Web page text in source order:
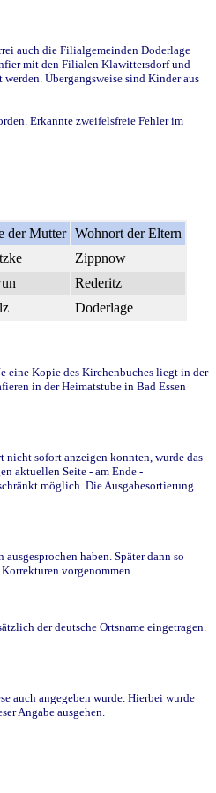
auch die Filialgemeinden Doderlage
mit den Filialen Klawittersdorf und
Übergangsweise sind Kinder aus
Erkannte zweifelsfreie Fehler im
der Mutter Wohnort der Eltern
Zippnow
Rederitz
Doderlage
eine Kopie des Kirchenbuches liegt in der
in der Heimatstube in Bad Essen
nicht sofort anzeigen konnten, wurde das
aktuellen Seite - am Ende -
möglich. Die Ausgabesortierung
haben. Später dann so
vorgenommen.
der deutsche Ortsname eingetragen.
auch angegeben wurde. Hierbei wurde
Angabe ausgehen.